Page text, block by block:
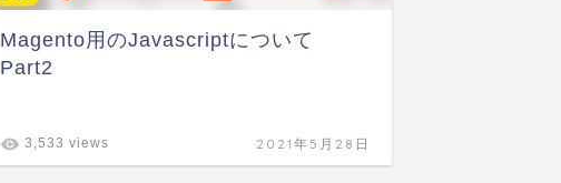
Magento用のJavascriptについて
Part2
3,533 views 2021年5月28日